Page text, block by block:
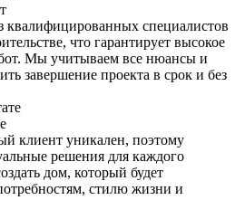
квалифицированных специалистов
что гарантирует высокое
Мы учитываем все нюансы и
завершение проекта в срок и без
клиент уникален, поэтому
решения для каждого
дом, который будет
стилю жизни и